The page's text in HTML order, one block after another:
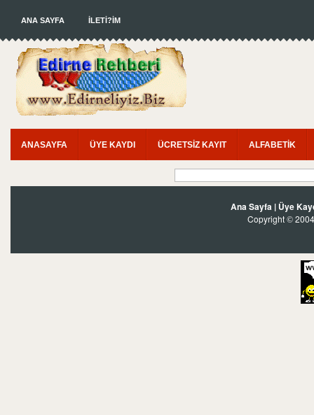
ANA SAYFA İLETİ?İM
ANASAYFA ÜYE KAYDI ÜCRETSİZ KAYIT ALFABETİK
Ana Sayfa | Üye
Copyright ©